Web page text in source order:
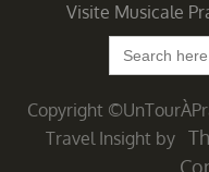
Visite Musicale
Search
for:
Copyright
Travel Insight by